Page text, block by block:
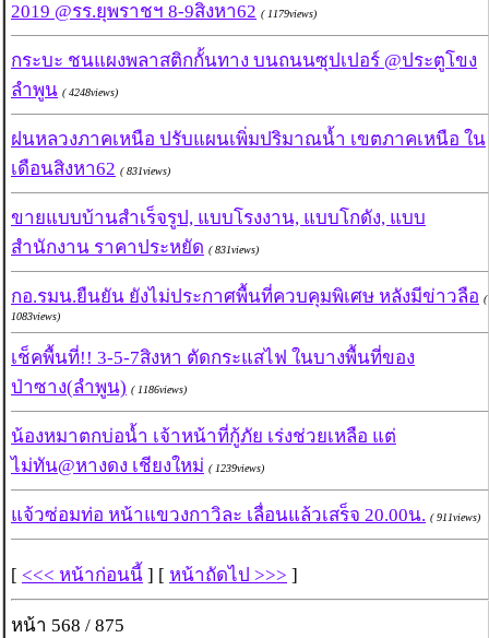
2019 @รร.ยุพราชฯ 8-9สิงหา62 ( 1179views)
กระบะ ชนแผงพลาสติกกั้นทาง บนถนนซุปเปอร์ @ประตูโขง
ลำพูน ( 4248views)
ฝนหลวงภาคเหนือ ปรับแผนเพิ่มปริมาณน้ำ เขตภาคเหนือ ใน
เดือนสิงหา62 ( 831views)
ขายแบบบ้านสำเร็จรูป, แบบโรงงาน, แบบโกดัง, แบบ
สำนักงาน ราคาประหยัด ( 831views)
กอ.รมน.ยืนยัน ยังไม่ประกาศพื้นที่ควบคุมพิเศษ หลังมีข่าวลือ (
1083views)
เช็คพื้นที่!! 3-5-7สิงหา ตัดกระแสไฟ ในบางพื้นที่ของ
ป่าซาง(ลำพูน) ( 1186views)
น้องหมาตกบ่อน้ำ เจ้าหน้าที่กู้ภัย เร่งช่วยเหลือ แต่
ไม่ทัน@หางดง เชียงใหม่ ( 1239views)
แจ้วซ่อมท่อ หน้าแขวงกาวิละ เลื่อนแล้วเสร็จ 20.00น. ( 911views)
[ <<< หน้าก่อนนี้ ] [ หน้าถัดไป >>> ]
หน้า 568 / 875